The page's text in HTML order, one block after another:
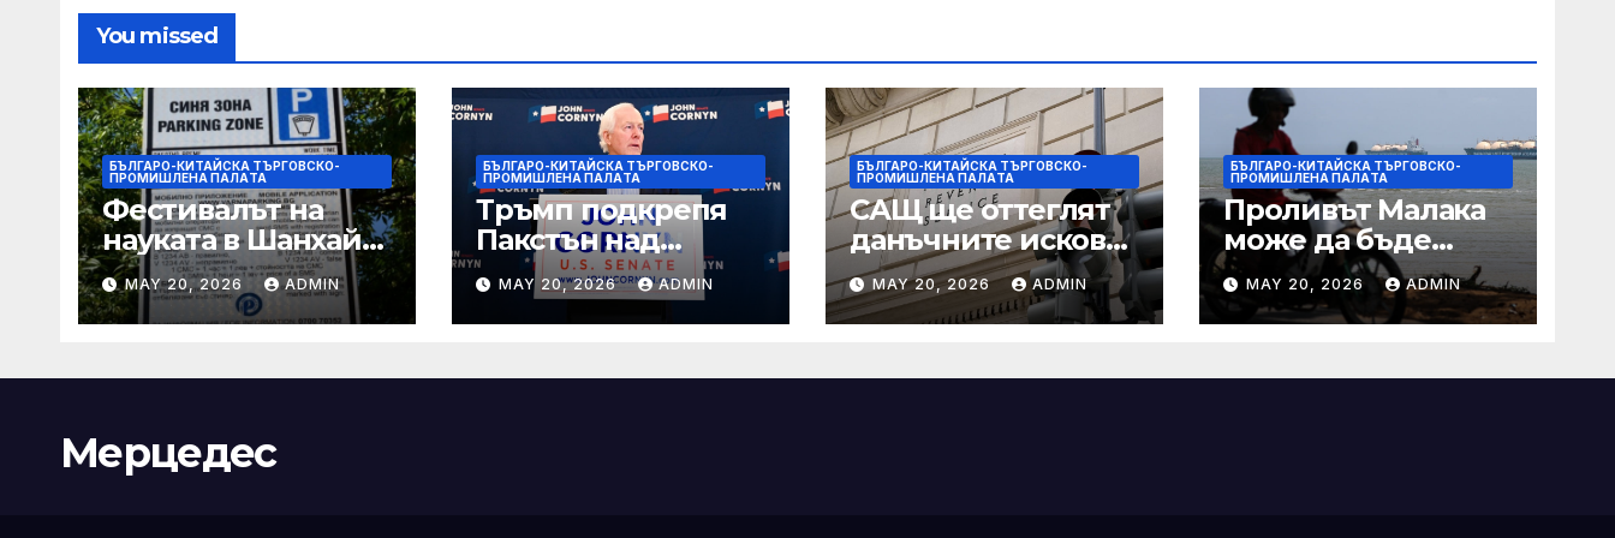
You missed
БЪЛГАРО-КИТАЙСКА ТЪРГОВСКО-
ПРОМИШЛЕНА ПАЛAТА
Фестивалът на
науката в Шанхай
2026 обещава
вълнуващи
научно-
иновации
MAY 20, 2026 ADMIN
БЪЛГАРО-КИТАЙСКА ТЪРГОВСКО-
ПРОМИШЛЕНА ПАЛAТА
Тръмп подкрепя
Пакстън над
Корнин за сенатор
от Тексас в
шокираща
MAY 20, 2026 ADMIN
БЪЛГАРО-КИТАЙСКА ТЪРГОВСКО-
ПРОМИШЛЕНА ПАЛAТА
САЩ ще оттеглят
данъчните искове
срещу Тръмп
„завинаги“ в
сделката за
MAY 20, 2026 ADMIN
БЪЛГАРО-КИТАЙСКА ТЪРГОВСКО-
ПРОМИШЛЕНА ПАЛAТА
Проливът Малака
може да бъде
следващата точка,
ако Азия не
внимава
MAY 20, 2026 ADMIN
Мерцедес